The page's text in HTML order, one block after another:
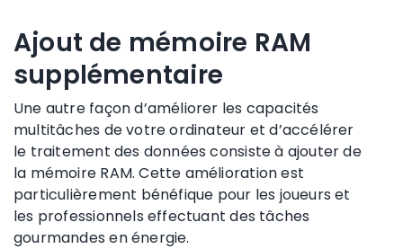
Ajout de mémoire RAM
supplémentaire
Une autre façon d’améliorer les capacités
multitâches de votre ordinateur et d’accélérer
le traitement des données consiste à ajouter de
la mémoire RAM. Cette amélioration est
particulièrement bénéfique pour les joueurs et
les professionnels effectuant des tâches
gourmandes en énergie.